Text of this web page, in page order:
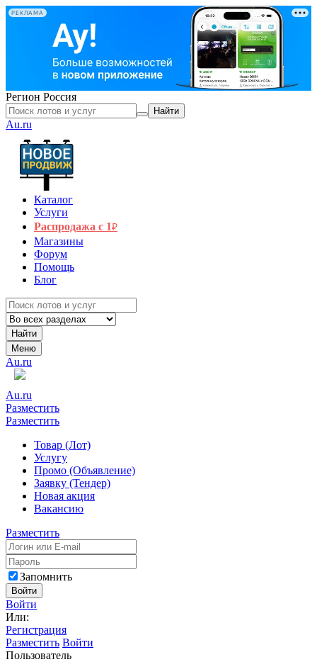
РЕКЛАМА
Регион Россия
Найти
Au.ru
Каталог
Услуги
Распродажа с 1₽
Магазины
Форум
Помощь
Блог
Найти
Меню
Au.ru
Au.ru
Разместить
Разместить
Товар (Лот)
Услугу
Промо (Объявление)
Заявку (Тендер)
Новая акция
Вакансию
Разместить
Запомнить
Войти
Войти
Или:
Регистрация
Разместить Войти
Пользователь